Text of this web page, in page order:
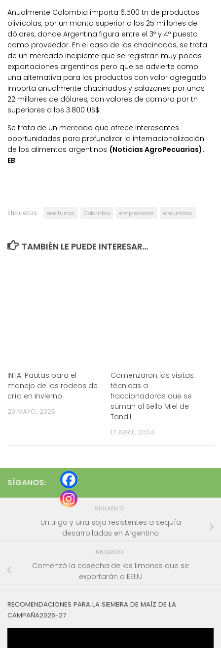
Anualmente Colombia importa 6.500 tn de productos
olivícolas, por un monto superior a los 25 millones de
dólares, donde Argentina figura entre el 3º y 4º puesto
como proveedor. En el caso de los chacinados, se trata
de un mercado incipiente que se registran muy pocas
exportaciones argentinas pero que se advierte como
una alternativa para los productos con valor agregado.
Importa anualmente chacinados y salazones por unos
22 millones de dólares, con valores de compra por tn
superiores a los 3.800 US$.
Se trata de un mercado que ofrece interesantes
oportunidades para profundizar la internacionalización
de los alimentos argentinos (Noticias AgroPecuarias).
EB
Etiquetas: aceitunas Colombia empresarios encurtidos
TAMBIÉN LE PUEDE INTERESAR...
INTA: Pautas para el
manejo de los rodeos de
cría en invierno
20 MAYO, 2025
Comenzaron las visitas
técnicas a
fraccionadoras que se
suman al Sello Miel de
Tandil
17 ABRIL, 2024
SÍGANOS:
SIGUIENTE
Un trigo y una soja resistentes a sequía
desarrolladas en Argentina
ANTERIOR
Comenzó la cosecha de los limones que se
exportarán a EEUU
RECOMENDACIONES PARA LA SIEMBRA DE MAÍZ DE LA
CAMPAÑA2026-27